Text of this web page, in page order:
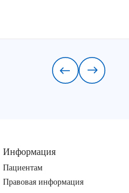
Информация
Пациентам
Правовая информация